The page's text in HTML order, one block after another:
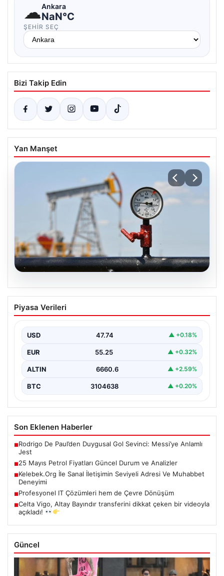
☁Ankara
NaN°C
ŞEHIR SEÇ
Bizi Takip Edin
Yan Manşet
25 Mayıs Petrol Fiyatları Güncel Durum
ve Analizler
edilirken, özellikle Orta Doğu bölgesinde yaşanan
gelişmeler petrol…
Piyasa Verileri
USD 47.74 ▲ +0.18%
EUR 55.25 ▲ +0.32%
ALTIN 6660.6 ▲ +2.59%
BTC 3104638 ▲ +0.20%
Son Eklenen Haberler
■Rodrigo De Paul’den Duygusal Gol Sevinci: Messi’ye Anlamlı
Jest
■25 Mayıs Petrol Fiyatları Güncel Durum ve Analizler
■Kelebek.Org İle Sanal İletişimin Seviyeli Adresi Ve Muhabbet
Deneyimi
■Profesyonel IT Çözümleri hem de Çevre Dönüşüm
■Celta Vigo, Altay Bayındır transferini dikkat çeken bir videoyla
açıkladı!
Güncel